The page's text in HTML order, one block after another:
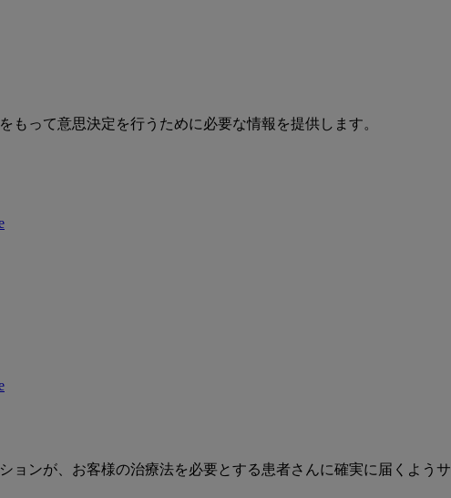
って意思決定を行うために必要な情報を提供します。
ョンが、お客様の治療法を必要とする患者さんに確実に届くようサ